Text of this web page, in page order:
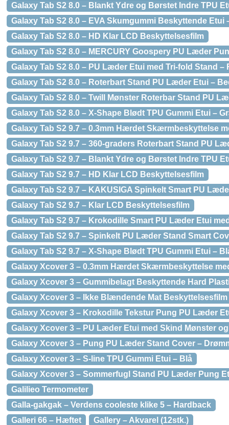
Galaxy Tab S2 8.0 – Blankt Ydre og Børstet Indre TPU
Galaxy Tab S2 8.0 – EVA Skumgummi Beskyttende Etui
Galaxy Tab S2 8.0 – HD Klar LCD Beskyttelsesfilm
Galaxy Tab S2 8.0 – MERCURY Goospery PU Læder
Galaxy Tab S2 8.0 – PU Læder Etui med Tri-fold Stand –
Galaxy Tab S2 8.0 – Roterbart Stand PU Læder Etui –
Galaxy Tab S2 8.0 – Twill Mønster Roterbar Stand PU
Galaxy Tab S2 8.0 – X-Shape Blødt TPU Gummi Etui –
Galaxy Tab S2 9.7 – 0.3mm Hærdet Skærmbeskyttelse
Galaxy Tab S2 9.7 – 360-graders Roterbart Stand PU
Galaxy Tab S2 9.7 – Blankt Ydre og Børstet Indre TPU
Galaxy Tab S2 9.7 – HD Klar LCD Beskyttelsesfilm
Galaxy Tab S2 9.7 – KAKUSIGA Spinkelt Smart PU
Galaxy Tab S2 9.7 – Klar LCD Beskyttelsesfilm
Galaxy Tab S2 9.7 – Krokodille Smart PU Læder Etui
Galaxy Tab S2 9.7 – Spinkelt PU Læder Stand Smart
Galaxy Tab S2 9.7 – X-Shape Blødt TPU Gummi Etui –
Galaxy Xcover 3 – 0.3mm Hærdet Skærmbeskyttelse
Galaxy Xcover 3 – Gummibelagt Beskyttende Hard
Galaxy Xcover 3 – Ikke Blændende Mat Beskyttelsesfilm
Galaxy Xcover 3 – Krokodille Tekstur Pung PU Læder
Galaxy Xcover 3 – PU Læder Etui med Skind Mønster
Galaxy Xcover 3 – Pung PU Læder Stand Cover –
Galaxy Xcover 3 – S-line TPU Gummi Etui – Blå
Galaxy Xcover 3 – Sommerfugl Stand PU Læder Pung
Galilieo Termometer
Galla-gakgak – Verdens cooleste klike 5 – Hardback
Galleri 66 – Hæftet
Gallery – Akvarel (12stk.)